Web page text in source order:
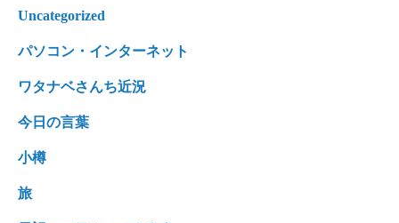
Uncategorized
パソコン・インターネット
ワタナベさんち近況
今日の言葉
小樽
旅